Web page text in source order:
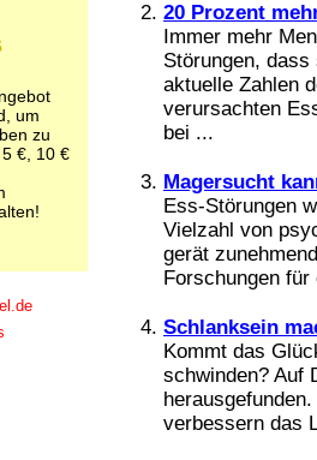
20 Prozent
Immer mehr
Störungen,
aktuelle Zahlen
verursachten
bei ...
Magersucht
Ess-Störungen
Vielzahl von
gerät
Forschungen
Schlanksein
Kommt das
schwinden? Auf
verbessern das
um
zu
€, 10 €